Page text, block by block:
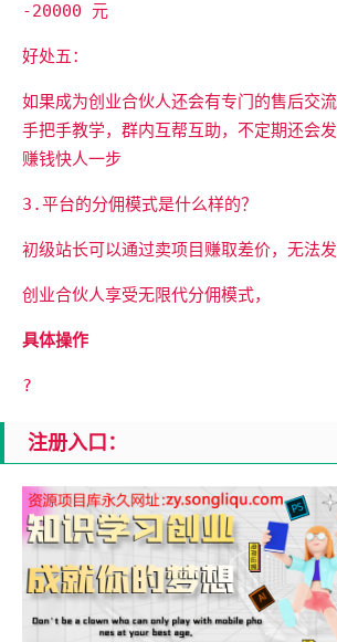
-20000 元
好处五：
如果成为创业合伙人还会有专门的售后交流
手把手教学，群内互帮互助，不定期还会发
赚钱快人一步
3.平台的分佣模式是什么样的？
初级站长可以通过卖项目赚取差价，无法
创业合伙人享受无限代分佣模式，
具体操作
?
注册入口：